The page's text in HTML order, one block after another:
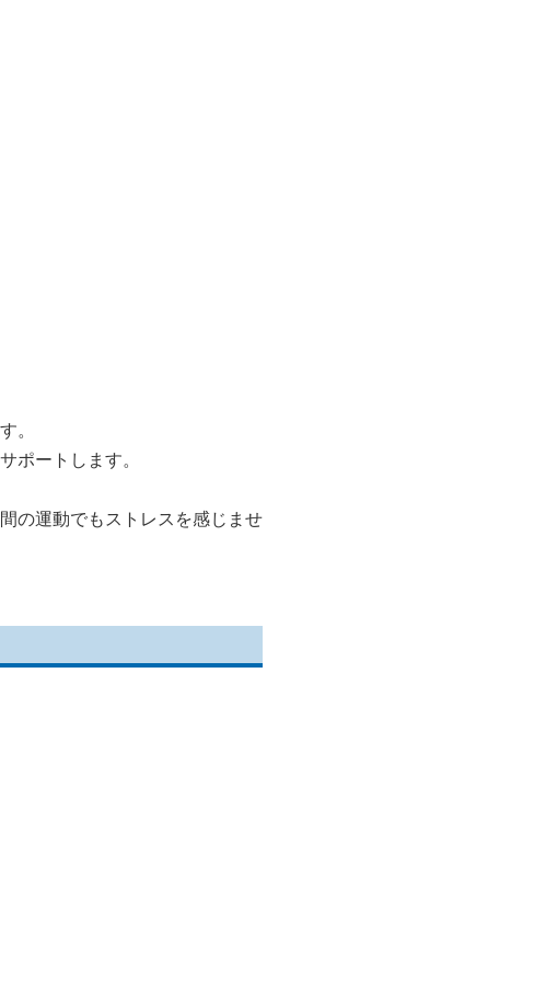
。
ポートします。
の運動でもストレスを感じませ